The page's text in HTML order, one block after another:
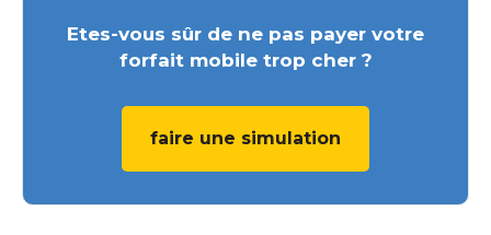
Etes-vous sûr de ne pas payer votre
forfait mobile trop cher ?
faire une simulation